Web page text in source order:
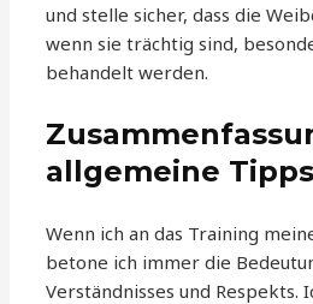
und stelle sicher, dass die
wenn sie trächtig sind,
behandelt werden.
allgemeine Tipps
Wenn ich an das Training
betone ich immer die
Verständnisses und Respekts.